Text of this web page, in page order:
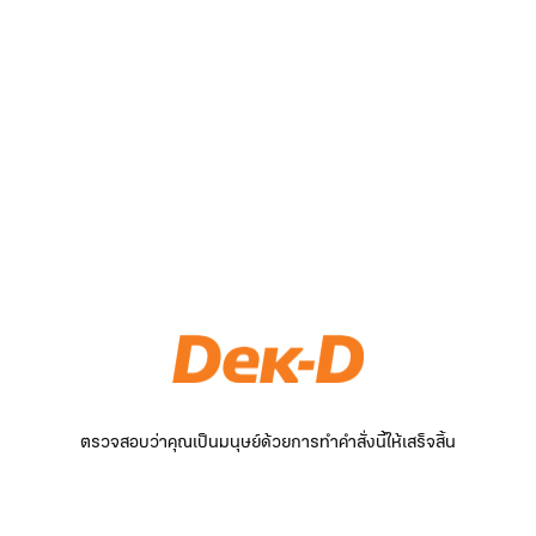
ตรวจสอบว่าคุณเป็นมนุษย์ด้วยการทำคำสั่งนี้ให้เสร็จสิ้น